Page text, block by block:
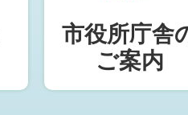
市役所庁舎
ご案内